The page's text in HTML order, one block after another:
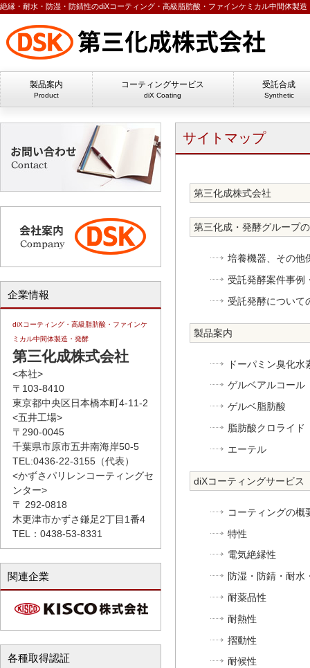
絶縁・耐水・防湿・防錆性のdiXコーティング・高級脂肪酸・ファインケミカル中間体製
製品案内
Product
コーティングサービス
diX Coating
受託合成
Synthetic
サイトマップ
第三化成株式会社
第三化成・発酵グループ
培養機器、その他
受託発酵案件事例
受託発酵について
製品案内
ドーパミン臭化水
ゲルベアルコール
ゲルベ脂肪酸
脂肪酸クロライド
エーテル
diXコーティングサービス
コーティングの概
特性
電気絶縁性
防湿・防錆・耐水
耐薬品性
耐熱性
摺動性
耐候性
企業情報
diXコーティング・高級脂肪酸・ファインケ
ミカル中間体製造・発酵
第三化成株式会社
<本社>
〒103-8410
東京都中央区日本橋本町4-11-2
<五井工場>
〒290-0045
千葉県市原市五井南海岸50-5
TEL:0436-22-3155（代表）
<かずさパリレンコーティングセ
ンター>
〒 292-0818
木更津市かずさ鎌足2丁目1番4
TEL：0438-53-8331
関連企業
各種取得認証